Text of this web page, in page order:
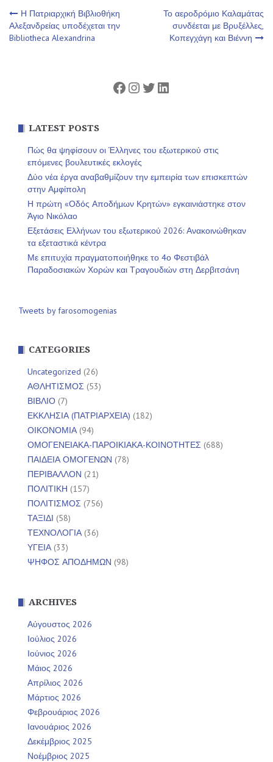
Πλοήγηση
άρθρων
Η Πατριαρχική Βιβλιοθήκη
Αλεξανδρείας υποδέχεται την
Bibliotheca Alexandrina
Το αεροδρόμιο Καλαμάτας
συνδέεται με Βρυξέλλες,
Κοπεγχάγη και Βιέννη
Facebook
Instagram
Twitter
Linkedin
LATEST POSTS
Πώς θα ψηφίσουν οι Έλληνες του εξωτερικού στις
επόμενες βουλευτικές εκλογές
Δύο νέα έργα αναβαθμίζουν την εμπειρία των επισκεπτών
στην Αμφίπολη
Η πρώτη «Οδός Αποδήμων Κρητών» εγκαινιάστηκε στον
Άγιο Νικόλαο
Εξετάσεις Ελλήνων του εξωτερικού 2026: Ανακοινώθηκαν
τα εξεταστικά κέντρα
Με επιτυχία πραγματοποιήθηκε το 4ο Φεστιβάλ
Παραδοσιακών Χορών και Τραγουδιών στη Δερβιτσάνη
Tweets by farosomogenias
CATEGORIES
Uncategorized (26)
ΑΘΛΗΤΙΣΜΟΣ (53)
ΒΙΒΛΙΟ (7)
ΕΚΚΛΗΣΙΑ (ΠΑΤΡΙΑΡΧΕΙΑ) (182)
ΟΙΚΟΝΟΜΙΑ(94)
ΟΜΟΓΕΝΕΙΑΚΑ-ΠΑΡΟΙΚΙΑΚΑ-ΚΟΙΝΟΤΗΤΕΣ (688)
ΠΑΙΔΕΙΑ ΟΜΟΓΕΝΩΝ (78)
ΠΕΡΙΒΑΛΛΟΝ (21)
ΠΟΛΙΤΙΚΗ (157)
ΠΟΛΙΤΙΣΜΟΣ (756)
ΤΑΞΙΔΙ (58)
ΤΕΧΝΟΛΟΓΙΑ(36)
ΥΓΕΙΑ(33)
ΨΗΦΟΣ ΑΠΟΔΗΜΩΝ (98)
ARCHIVES
Αύγουστος 2026
Ιούλιος 2026
Ιούνιος 2026
Μάιος 2026
Απρίλιος 2026
Μάρτιος 2026
Φεβρουάριος 2026
Ιανουάριος 2026
Δεκέμβριος 2025
Νοέμβριος 2025